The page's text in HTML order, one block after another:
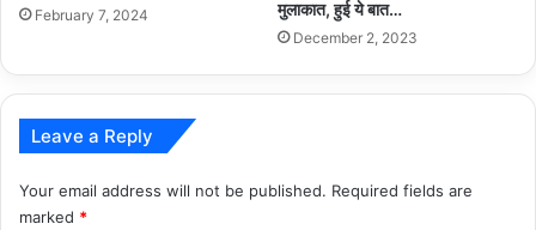
February 7, 2024 मुलाकात, हुई ये बात…
December 2, 2023
Leave a Reply
Your email address will not be published. Required fields are
marked *